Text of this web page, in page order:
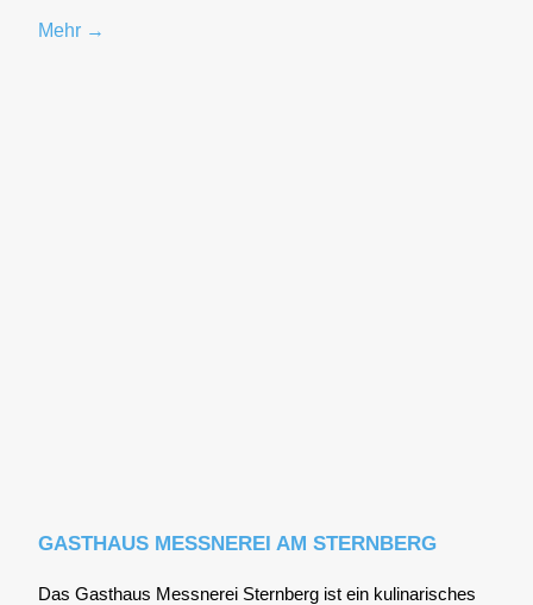
Mehr →
GASTHAUS MESSNEREI AM STERNBERG
Das Gast­haus Mess­ne­rei Stern­berg ist ein kuli­na­ri­sches